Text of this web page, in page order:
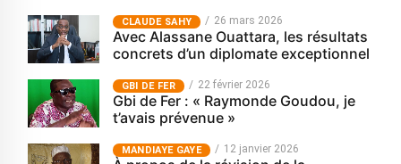
CLAUDE SAHY 26 mars 2026
Avec Alassane Ouattara, les résultats
concrets d’un diplomate exceptionnel
GBI DE FER 22 février 2026
Gbi de Fer : « Raymonde Goudou, je
t’avais prévenue »
MANDIAYE GAYE 12 janvier 2026